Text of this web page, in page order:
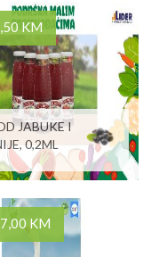
KM
JABUKE I
0,2ML
KM